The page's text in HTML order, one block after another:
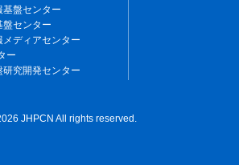
盤センター
盤センター
ディアセンター
ー
究開発センター
JHPCN All rights reserved.